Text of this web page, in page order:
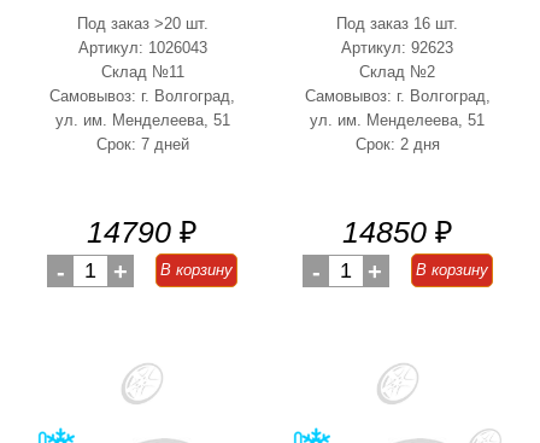
Под заказ >20 шт.
Артикул: 1026043
Склад №11
Самовывоз: г. Волгоград,
ул. им. Менделеева, 51
Срок: 7 дней
14790 ₽
- 1 + В корзину
Под заказ 16 шт.
Артикул: 92623
Склад №2
Самовывоз: г. Волгоград,
ул. им. Менделеева, 51
Срок: 2 дня
14850 ₽
- 1 + В корзину